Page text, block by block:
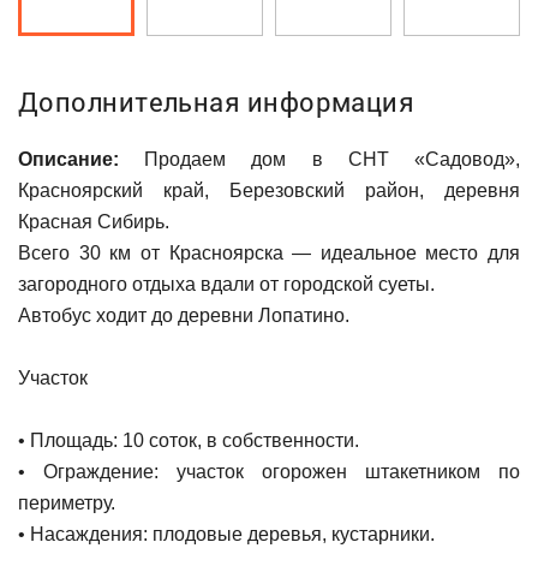
Дополнительная информация
Описание: Продаем дом в СНТ «Садовод»,
Красноярский край, Березовский район, деревня
Красная Сибирь.
Всего 30 км от Красноярска — идеальное место для
загородного отдыха вдали от городской суеты.
Автобус ходит до деревни Лопатино.
Участок
• Площадь: 10 соток, в собственности.
• Ограждение: участок огорожен штакетником по
периметру.
• Насаждения: плодовые деревья, кустарники.